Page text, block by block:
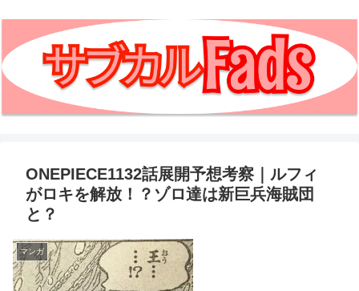
ONEPIECE1132話展開予想考察｜ルフィ
がロキを解放！？ゾロ達は新巨兵海賊団
と？
マンガ